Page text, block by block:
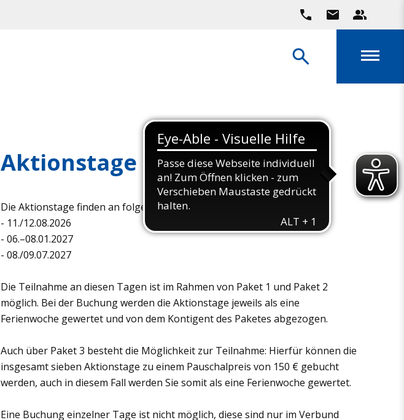
Aktionstage 26/27
Die Aktionstage finden an folgenden Terminen statt:
- 11./12.08.2026
- 06.–08.01.2027
- 08./09.07.2027
Die Teilnahme an diesen Tagen ist im Rahmen von Paket 1 und Paket 2
möglich. Bei der Buchung werden die Aktionstage jeweils als eine
Ferienwoche gewertet und von dem Kontigent des Paketes abgezogen.
Auch über Paket 3 besteht die Möglichkeit zur Teilnahme: Hierfür können die
insgesamt sieben Aktionstage zu einem Pauschalpreis von 150 € gebucht
werden, auch in diesem Fall werden Sie somit als eine Ferienwoche gewertet.
Eine Buchung einzelner Tage ist nicht möglich, diese sind nur im Verbund